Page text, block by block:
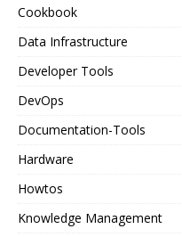
Cookbook
Data Infrastructure
Developer Tools
DevOps
Documentation-Tools
Hardware
Howtos
Knowledge Management